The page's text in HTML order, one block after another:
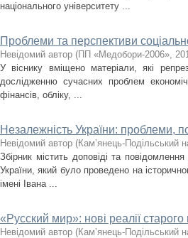
національного університету ...
Проблеми та перспективи
Невідомий автор (ПП «Медобори-2006»,
У віснику вміщено матеріали, які
дослідженню сучасних проблем
фінансів, обліку, ...
Незалежність України: проблеми,
Невідомий автор (Кам’янець-Подільський
Збірник містить доповіді та
України, який було проведено на
імені Івана ...
«Русский мир»: нові реалії
Невідомий автор (Кам’янець-Подільський